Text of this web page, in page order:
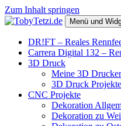
Zum Inhalt springen
TobyTetzi.de
Mein Hobby und schönes aus
Menü und
DR!FT – Reales
Carrera Digital 132 –
3D Druck
Meine 3D Drucker
3D Druck Projekte
CNC Projekte
Dekoration
Dekoration zu